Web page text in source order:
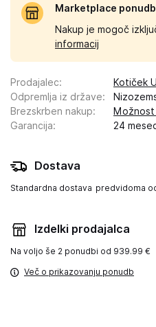
Marketplace
Nakup je mogoč
informacij
Prodajalec:
Kotiček
Odpremlja iz države:
Brezskrben nakup:
Možnost
Garancija: 24
Dostava
Standardna dostava predvidoma
Izdelki prodajalca
Na voljo še 2 ponudbi od 939.99 €
Več o prikazovanju ponudb